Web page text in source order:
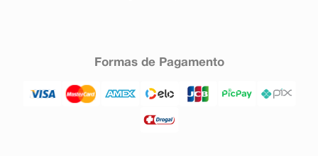
Formas de Pagamento